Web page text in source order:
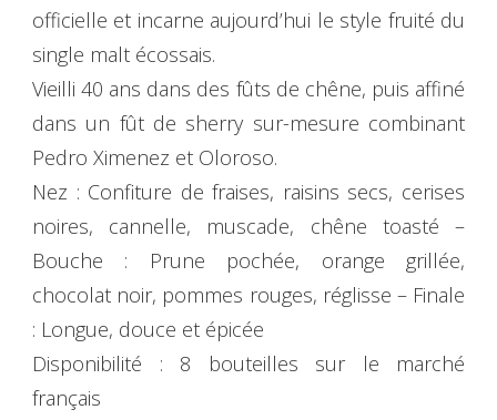
officielle et incarne aujourd’hui le style fruité du
single malt écossais.
Vieilli 40 ans dans des fûts de chêne, puis affiné
dans un fût de sherry sur-mesure combinant
Pedro Ximenez et Oloroso.
Nez : Confiture de fraises, raisins secs, cerises
noires, cannelle, muscade, chêne toasté –
Bouche : Prune pochée, orange grillée,
chocolat noir, pommes rouges, réglisse – Finale
: Longue, douce et épicée
Disponibilité : 8 bouteilles sur le marché
français